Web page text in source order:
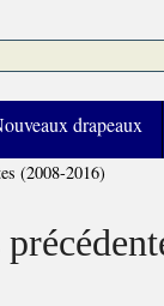
drapeaux
(2008-2016)